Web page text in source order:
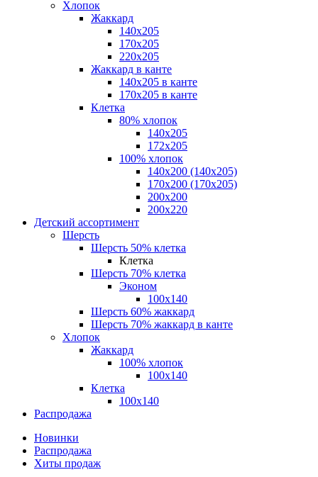
Хлопок
Жаккард
140x205
170х205
220х205
Жаккард в канте
140х205 в канте
170х205 в канте
Клетка
80% хлопок
140x205
172х205
100% хлопок
140x200 (140х205)
170x200 (170х205)
200х200
200х220
Детский ассортимент
Шерсть
Шерсть 50% клетка
Клетка
Шерсть 70% клетка
Эконом
100x140
Шерсть 60% жаккард
Шерсть 70% жаккард в канте
Хлопок
Жаккард
100% хлопок
100x140
Клетка
100х140
Распродажа
Новинки
Распродажа
Хиты продаж